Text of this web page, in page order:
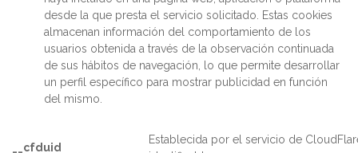
desde la que presta el servicio solicitado. Estas cookies
almacenan información del comportamiento de los
usuarios obtenida a través de la observación continuada
de sus hábitos de navegación, lo que permite desarrollar
un perfil específico para mostrar publicidad en función
del mismo.
__cfduid
Establecida por el servicio de